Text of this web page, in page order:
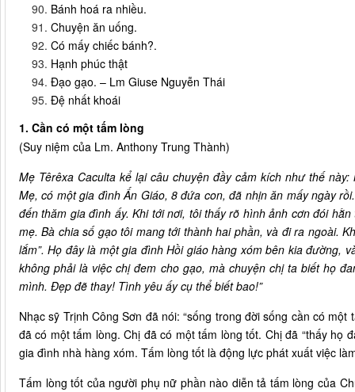
Bánh hoá ra nhiều.
Chuyện ăn uống.
Có mấy chiếc bánh?.
Hạnh phúc thật
Đạo gạo. – Lm Giuse Nguyễn Thái
Đệ nhất khoái
1. Cần có một tấm lòng
(Suy niệm của Lm. Anthony Trung Thành)
Mẹ Têrêxa Caculta kể lại câu chuyện đầy cảm kích như thế
Mẹ, có một gia đình Ấn Giáo, 8 đứa con, đã nhịn ăn mấy ngày
đến thăm gia đình ấy. Khi tới nơi, tôi thấy rõ hình ảnh cơn đói
mẹ. Bà chia số gạo tôi mang tới thành hai phần, và đi ra ngoài.
lắm”. Họ đây là một gia đình Hồi giáo hàng xóm bên kia đường,
không phải là việc chị đem cho gạo, mà chuyện chị ta biết họ
mình. Đẹp đẽ thay! Tình yêu ấy cụ thể biết bao!”
Nhạc sỹ Trịnh Công Sơn đã nói: “sống trong đời sống cần có
đã có một tấm lòng. Chị đã có một tấm lòng tốt. Chị đã “thấy họ
gia đình nhà hàng xóm. Tấm lòng tốt là động lực phát xuất việc
Tấm lòng tốt của người phụ nữ phần nào diễn tả tấm lòng của